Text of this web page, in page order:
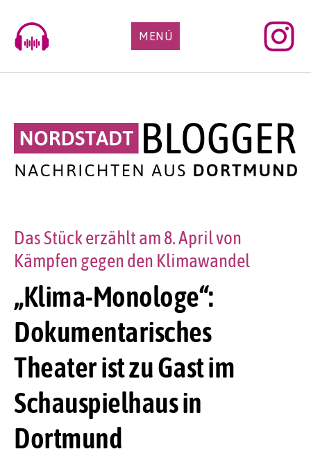
content
MENÜ
„Klima-Monologe“:
Dokumentarisches
Theater ist zu Gast im
Schauspielhaus in
Dortmund
Das Stück erzählt am 8. April von
Kämpfen gegen den Klimawandel